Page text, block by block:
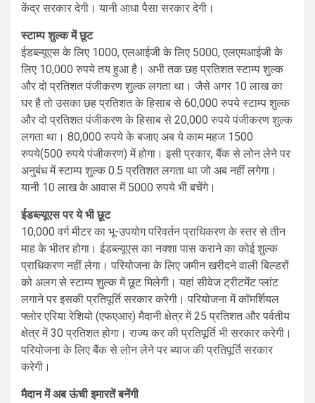
केंद्र सरकार देगी। यानी आधा पैसा सरकार देगी।
स्टाम्प शुल्क में छूट
ईडब्ल्यूएस के लिए 1000, एलआईजी के लिए 5000, एलएमआईजी के
लिए 10,000 रुपये तय हुआ है। अभी तक छह प्रतिशत स्टाम्प शुल्क
और दो प्रतिशत पंजीकरण शुल्क लगता था। जैसे अगर 10 लाख का
घर है तो उसका छह प्रतिशत के हिसाब से 60,000 रुपये स्टाम्प शुल्क
और दो प्रतिशत पंजीकरण के हिसाब से 20,000 रुपये पंजीकरण शुल्क
लगता था। 80,000 रुपये के बजाए अब ये काम महज 1500
रुपये(500 रुपये पंजीकरण) में होगा। इसी प्रकार, बैंक से लोन लेने पर
अनुबंध में स्टाम्प शुल्क 0.5 प्रतिशत लगता था जो अब नहीं लगेगा।
यानी 10 लाख के आवास में 5000 रुपये भी बचेंगे।
ईडब्ल्यूएस पर ये भी छूट
10,000 वर्ग मीटर का भू-उपयोग परिवर्तन प्राधिकरण के स्तर से तीन
माह के भीतर होगा। ईडब्ल्यूएस का नक्शा पास कराने का कोई शुल्क
प्राधिकरण नहीं लेगा। परियोजना के लिए जमीन खरीदने वाली बिल्डरों
को अलग से स्टाम्प शुल्क में छूट मिलेगी। यहां सीवेज ट्रीटमेंट प्लांट
लगाने पर इसकी प्रतिपूर्ति सरकार करेगी। परियोजना में कॉमर्शियल
फ्लोर एरिया रेशियो (एफएआर) मैदानी क्षेत्र में 25 प्रतिशत और पर्वतीय
क्षेत्र में 30 प्रतिशत होगा। राज्य कर की प्रतिपूर्ति भी सरकार करेगी।
परियोजना के लिए बैंक से लोन लेने पर ब्याज की प्रतिपूर्ति सरकार
करेगी।
मैदान में अब ऊंची इमारतें बनेंगी